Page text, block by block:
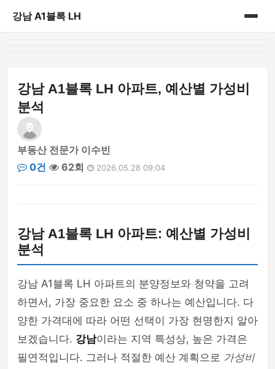
강남 A1블록 LH
강남 A1블록 LH 아파트, 예산별 가성비
분석
부동산 전문가 이수빈
0건
62회 2026.05.28 09:04
강남 A1블록 LH 아파트: 예산별 가성비
분석
강남 A1블록 LH 아파트의 분양정보와 청약을 고려
하면서, 가장 중요한 요소 중 하나는 예산입니다. 다
양한 가격대에 따라 어떤 선택이 가장 현명한지 알아
보겠습니다. 강남이라는 지역 특성상, 높은 가격은
필연적입니다. 그러나 적절한 예산 계획으로 가성비